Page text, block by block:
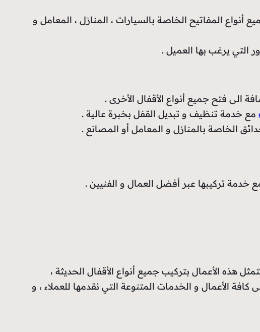
أنواع المفاتيح الخاصة بالسيارات ، المنازل ، المعامل و
التي يرغب بها العميل .
الى فتح جميع أنواع الأقفال الأخرى .
مع خدمة تنظيف و تبديل القفل بخبرة عالية .
الخاصة بالمنازل و المعامل أو المصانع .
مع خدمة تركيبها عبر أفضل العمال و الفنيين .
هذه الأعمال بتركيب جميع أنواع الأقفال الحديثة ،
الأعمال و الخدمات المتنوعة التي نقدمها للعملاء ، و